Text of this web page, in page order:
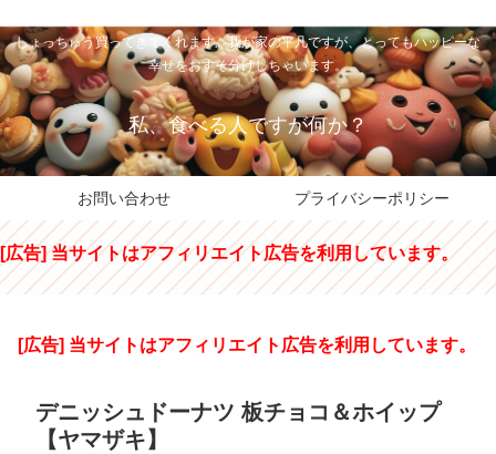
しょっちゅう買ってきてくれます。我が家の平凡ですが、とってもハッピーな
幸せをおすそ分けしちゃいます。
私、食べる人ですが何か？
お問い合わせ プライバシーポリシー
[広告] 当サイトはアフィリエイト広告を利用しています。
[広告] 当サイトはアフィリエイト広告を利用しています。
デニッシュドーナツ 板チョコ＆ホイップ
【ヤマザキ】